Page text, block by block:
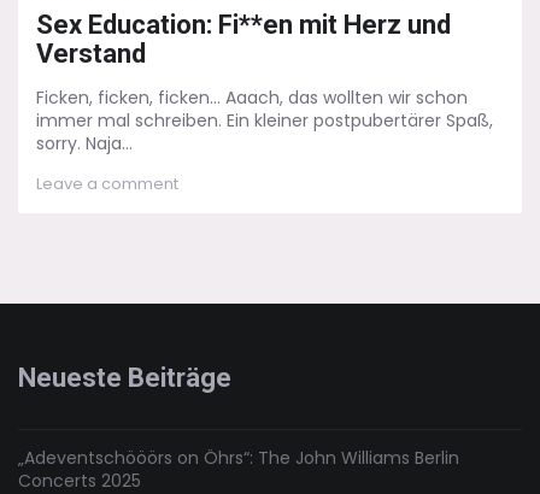
Sex Education: Fi**en mit Herz und
Verstand
Ficken, ficken, ficken... Aaach, das wollten wir schon
immer mal schreiben. Ein kleiner postpubertärer Spaß,
sorry. Naja...
Leave a commenton
Neueste Beiträge
„Adeventschööörs on Öhrs“: The John Williams Berlin
Concerts 2025